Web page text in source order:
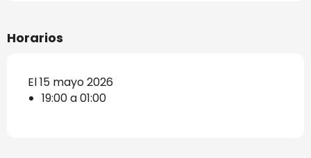
Horarios
El 15 mayo 2026
19:00 a 01:00